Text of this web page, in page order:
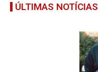
ÚLTIMAS NOTÍCIAS